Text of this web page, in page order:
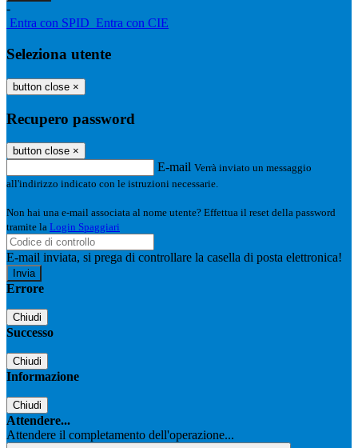
-
Entra con SPID Entra con CIE
Seleziona utente
button close ×
Recupero password
button close ×
E-mail Verrà inviato un messaggio
all'indirizzo indicato con le istruzioni necessarie.
Non hai una e-mail associata al nome utente? Effettua il reset della password
tramite la Login Spaggiari
E-mail inviata, si prega di controllare la casella di posta elettronica!
Errore
Chiudi
Successo
Chiudi
Informazione
Chiudi
Attendere...
Attendere il completamento dell'operazione...